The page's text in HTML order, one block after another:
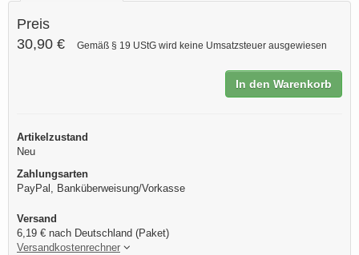
Preis
30,90 €
Gemäß § 19 UStG wird keine Umsatzsteuer ausgewiesen
In den Warenkorb
Artikelzustand
Neu
Zahlungsarten
PayPal, Banküberweisung/Vorkasse
Versand
6,19 € nach Deutschland (Paket)
Versandkostenrechner